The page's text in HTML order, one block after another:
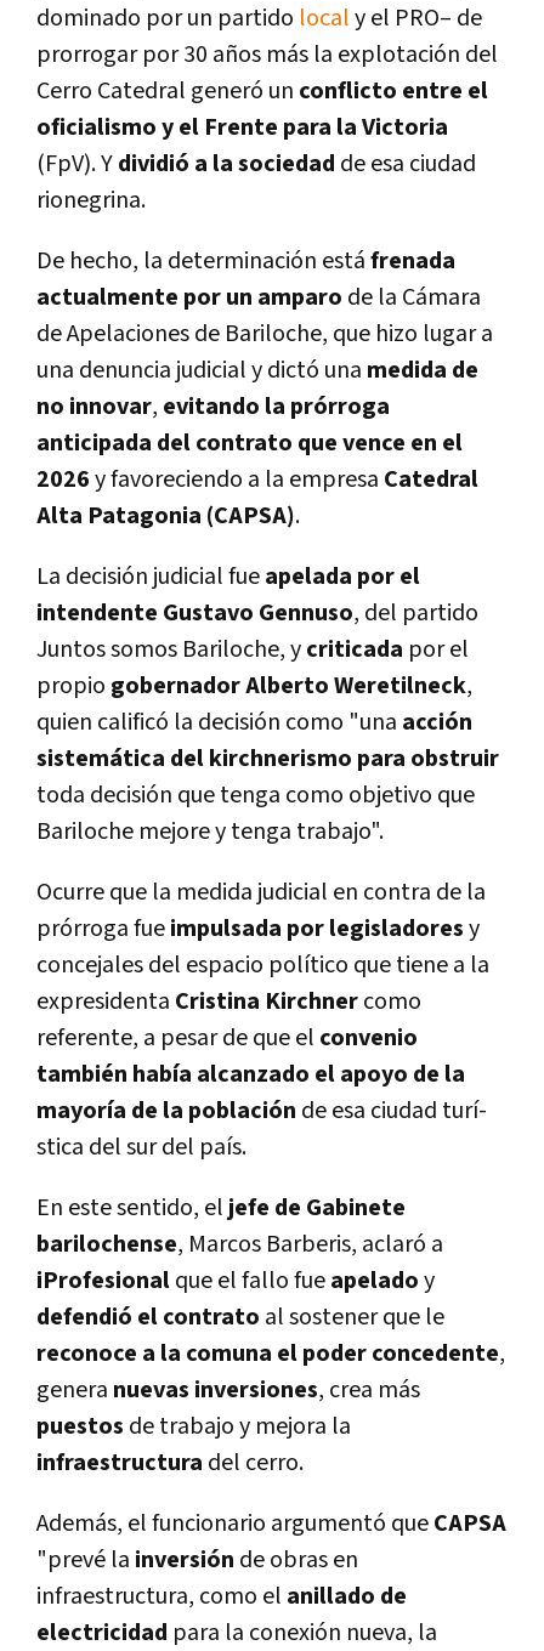
dominado por un partido localy el PRO– de
prorrogar por 30 años más la explotación del
Cerro Catedral generó un conflicto entre el
oficialismo y el Frente para la Victoria
(FpV). Ydividió a la sociedad de esa ciudad
rionegrina.
De hecho, la determinación estáfrenada
actualmente por un amparo de la Cámara
de Apelaciones de Bariloche, que hizo lugar a
una denuncia judicial y dictó una medida de
no innovar, evitando la prórroga
anticipada del contrato que vence en el
2026y favoreciendo a la empresa Catedral
Alta Patagonia (CAPSA).
La decisión judicial fueapelada por el
intendente Gustavo Gennuso, del partido
Juntos somos Bariloche, ycriticada por el
propio gobernador Alberto Weretilneck,
quien calificó la decisión como "una acción
sistemática del kirchnerismo para obstruir
toda decisión que tenga como objetivo que
Bariloche mejore y tenga trabajo".
Ocurre que la medida judicial en contra de la
prórroga fueimpulsada por legisladoresy
concejales del espacio polí­tico que tiene a la
expresidenta Cristina Kirchnercomo
referente, a pesar de que el convenio
también habí­a alcanzado el apoyo de la
mayorí­a de la población de esa ciudad turí­
stica del sur del paí­s.
En este sentido, eljefe de Gabinete
barilochense, Marcos Barberis, aclaró a
iProfesionalque el fallo fueapeladoy
defendió el contrato al sostener que le
reconoce a la comuna el poder concedente,
genera nuevas inversiones, crea más
puestos de trabajo y mejora la
infraestructura del cerro.
Además, el funcionario argumentó queCAPSA
"prevé la inversión de obras en
infraestructura, como el anillado de
electricidad para la conexión nueva, la